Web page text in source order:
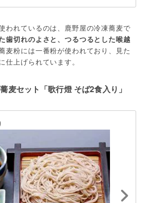
われているのは、鹿野屋の冷凍蕎麦で
歯切れのよさと、つるつるとした喉越
麦粉には一番粉が使われており、見た
仕上げられています。
麦セット「歌行燈 そば2食入り」